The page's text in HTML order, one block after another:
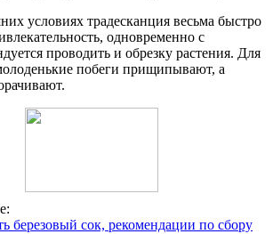
условиях традесканция весьма быстро
одновременно с
проводить и обрезку растения. Для
побеги прищипывают, а
березовый сок, рекомендации по сбору